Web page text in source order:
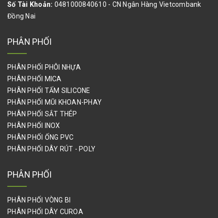
VẬT TƯ NGŨ KIM NGÀNH GỖ
PALLET, GỖ VÁN CÔNG NGHIỆP
PHỤ KIỆN KHỚP NỐI HJ, ỐNG THÉP BỌC NHỰA HÀN QUỐC
SƠN NƯỚC,SƠN DẦU,SƠN CHỐNG THẤM,SƠN NỀN EPOXY,GIA
CÔNG SƠN HẤP NHIỆT
CÂN ĐIỆN TỬ,CÂN BÀN ĐIỆN TỬ,CÂN PHÂN TÍCH,CÂN ĐẾM
MẪU
SENSOR OMRON, BANNER, TURCK, TRI-TRONICS, AUTONICS,
KEYENCE
BIẾN TẦN FUJI, DELTA, LS, OMRON, MITSUBISHI, HITACHI,
DANFOSS, SIEMENS
Số Tài Khoản: 0481000840610 - CN Ngân Hàng Vietcombank
Đồng Nai
PHÂN PHỐI
PHÂN PHỐI PHÔI NHỰA
PHÂN PHỐI MICA
PHÂN PHỐI TẤM SILICONE
PHÂN PHỐI MŨI KHOAN-PHAY
PHÂN PHỐI SẮT THÉP
PHÂN PHỐI INOX
PHÂN PHỐI ỐNG PVC
PHÂN PHỐI DÂY RÚT - POLY
PHÂN PHỐI
PHÂN PHỐI VÒNG BI
PHÂN PHỐI DÂY CUROA